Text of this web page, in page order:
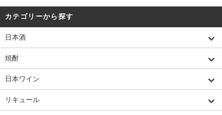
カテゴリーから探す
日本酒
焼酎
日本ワイン
リキュール